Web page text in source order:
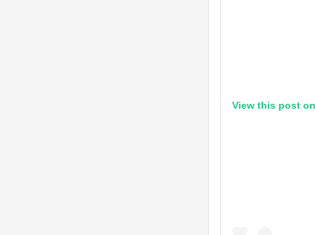
View this post